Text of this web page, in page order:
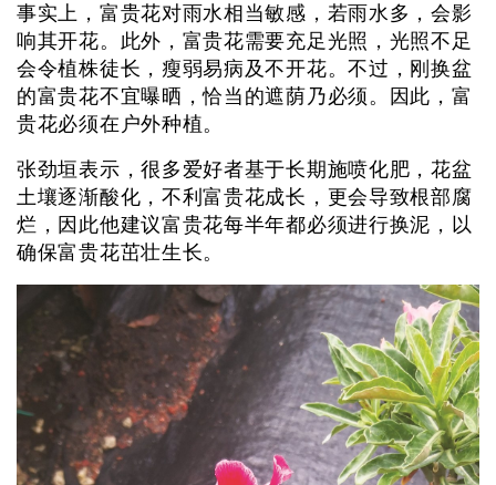
事实上，富贵花对雨水相当敏感，若雨水多，会影
响其开花。此外，富贵花需要充足光照，光照不足
会令植株徒长，瘦弱易病及不开花。不过，刚换盆
的富贵花不宜曝晒，恰当的遮荫乃必须。因此，富
贵花必须在户外种植。
张劲垣表示，很多爱好者基于长期施喷化肥，花盆
土壤逐渐酸化，不利富贵花成长，更会导致根部腐
烂，因此他建议富贵花每半年都必须进行换泥，以
确保富贵花茁壮生长。